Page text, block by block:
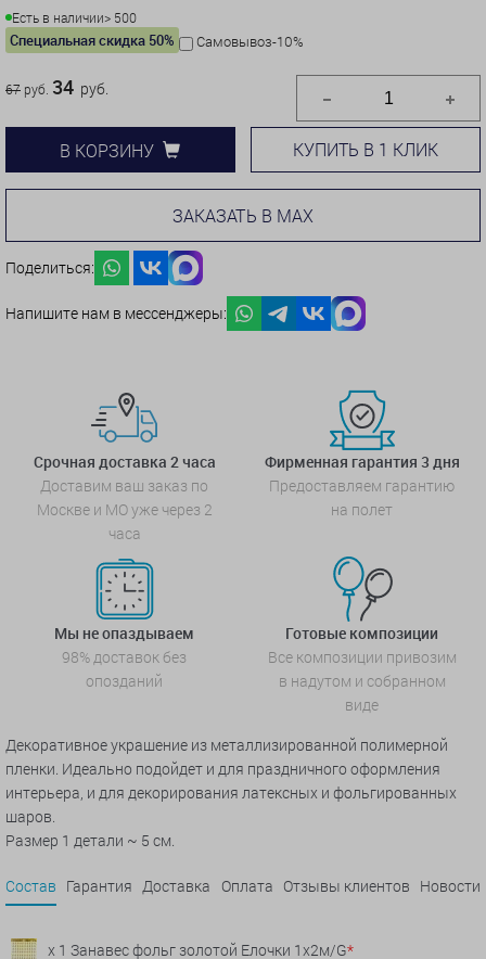
Есть в наличии> 500
Специальная скидка 50% Самовывоз-10%
67 руб. 34 руб.
В КОРЗИНУ КУПИТЬ В 1 КЛИК
ЗАКАЗАТЬ В MAX
Поделиться:
Напишите нам в мессенджеры:
Срочная доставка 2 часа
Доставим ваш заказ по
Москве и МО уже через 2
часа
Фирменная гарантия 3 дня
Предоставляем гарантию
на полет
Мы не опаздываем
98% доставок без
опозданий
Готовые композиции
Все композиции привозим
в надутом и собранном
виде
Декоративное украшение из металлизированной полимерной
пленки. Идеально подойдет и для праздничного оформления
интерьера, и для декорирования латексных и фольгированных
шаров.
Размер 1 детали ~ 5 см.
Состав Гарантия Доставка Оплата Отзывы клиентов Новости
x 1 Занавес фольг золотой Елочки 1х2м/G*